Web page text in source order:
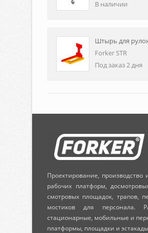
В наличии
Штырь для
Forker STR
Под заказ 2 дня
Проектирование, производство
рабочих платформ,
смотровых площадок, трапов,
мостиков для персонала.
стационарные, мобильные и
платформы, площадки и эстакады